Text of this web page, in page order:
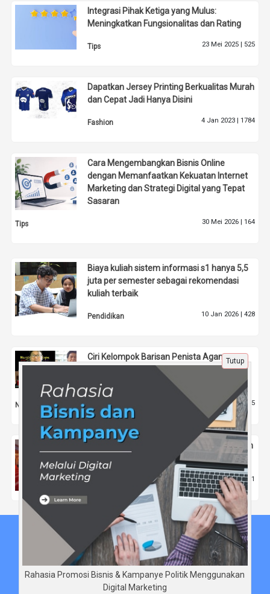
Integrasi Pihak Ketiga yang Mulus:
Meningkatkan Fungsionalitas dan Rating
Tips 23 Mei 2025 | 525
Dapatkan Jersey Printing Berkualitas Murah
dan Cepat Jadi Hanya Disini
Fashion 4 Jan 2023 | 1784
Cara Mengembangkan Bisnis Online
dengan Memanfaatkan Kekuatan Internet
Marketing dan Strategi Digital yang Tepat
Sasaran
Tips 30 Mei 2026 | 164
Biaya kuliah sistem informasi s1 hanya 5,5
juta per semester sebagai rekomendasi
kuliah terbaik
Pendidikan 10 Jan 2026 | 428
Ciri Kelompok Barisan Penista Agama,
Sering Teriak Radikal Radikul dan Menuduh
Politik Identitas
Nasional 19 Agu 2023 |1295
Menjadikan Al-Quran Digital sebagai Bagian
Tips 28 Mar 2025 | 1
Beranda Tentang Kami
Disclaimer
Copyright © DidinSaripudin.com 2026 - All rights reserved
Tutup
Rahasia Promosi Bisnis & Kampanye Politik Menggunakan
Digital Marketing